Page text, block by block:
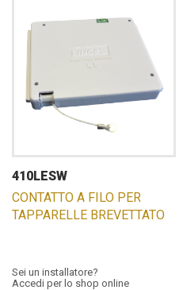
410LESW
CONTATTO A FILO PER
TAPPARELLE BREVETTATO
Sei un installatore?
Accedi per lo shop online